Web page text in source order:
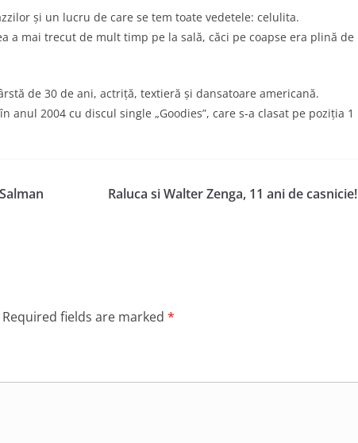
și un lucru de care se tem toate vedetele: celulita.
a mai trecut de mult timp pe la sală, căci pe coapse era plină de
de 30 de ani, actriță, textieră și dansatoare americană.
anul 2004 cu discul single „Goodies”, care s-a clasat pe poziția 1
Raluca si Walter Zenga, 11 ani de casnicie!
Required fields are marked *